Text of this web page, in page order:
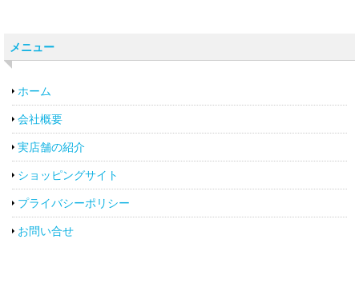
メニュー
ホーム
会社概要
実店舗の紹介
ショッピングサイト
プライバシーポリシー
お問い合せ